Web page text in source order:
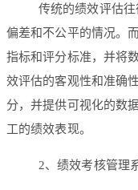
传统的绩效评估
偏差和不公平的情况。
指标和评分标准，并将
效评估的客观性和准确
分，并提供可视化的数
工的绩效表现。
2、绩效考核管理